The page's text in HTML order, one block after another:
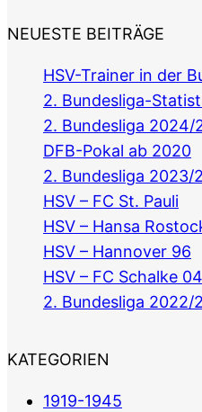
NEUESTE BEITRÄGE
HSV-Trainer in der
2. Bundesliga-
2. Bundesliga 2024/
DFB-Pokal ab 2020
2. Bundesliga 2023/
HSV – FC St. Pauli
HSV – Hansa
HSV – Hannover 96
HSV – FC Schalke 04
2. Bundesliga 2022/
KATEGORIEN
1919-1945